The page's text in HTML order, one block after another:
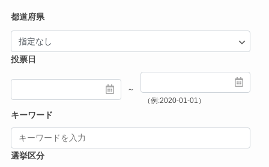
都道府県
投票日
～
（例:2020-01-01）
キーワード
選挙区分